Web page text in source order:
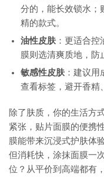
分的，能长效锁水；
精的款式。
油性皮肤 ：更适合
膜则选清爽质地，防
敏感性皮肤 ：建议
查看标签，避开香精
除了肤质，你的生活方
紧张，贴片面膜的便携
膜能带来沉浸式护肤体
但消耗快，涂抹面膜一
位？从平价到高端都有